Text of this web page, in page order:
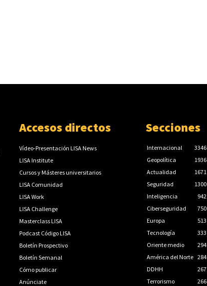
Accesos directos
Vídeo-Presentación LISA News
LISA Institute
Cursos y Másteres universitarios
LISA Comunidad
LISA Work
LISA Challenge
Masterclass LISA
Podcast Código LISA
Boletín Prospectivo
Boletín Semanal
Cómo publicar
Anúnciate
Secciones
Internacional
3346
Geopolítica
1936
Actualidad
1671
Seguridad
1300
Inteligencia
942
Ciberseguridad
750
Europa
513
Tecnología
333
Oriente medio
294
América del Norte 284
DDHH
267
Terrorismo
266